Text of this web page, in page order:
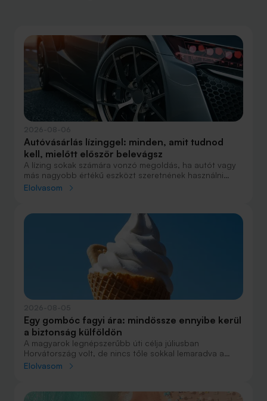
Autóvásárlás lízinggel: minden, amit tudnod
kell, mielőtt először belevágsz
A lízing sokak számára vonzó megoldás, ha autót vagy
más nagyobb értékű eszközt szeretnének használni
anélkül, hogy azt egy összegben ki kellene fizetniük.
fogalmak közül, amelyekkel biztosan találkozol.
Elolvasom
Egy gombóc fagyi ára: mindössze ennyibe kerül
a biztonság külföldön
A magyarok legnépszerűbb úti célja júliusban
Horvátország volt, de nincs tőle sokkal lemaradva a
júniust megnyerő Olaszország sem. A tengerparti
nyaralásnak, mint repülővel.
Elolvasom